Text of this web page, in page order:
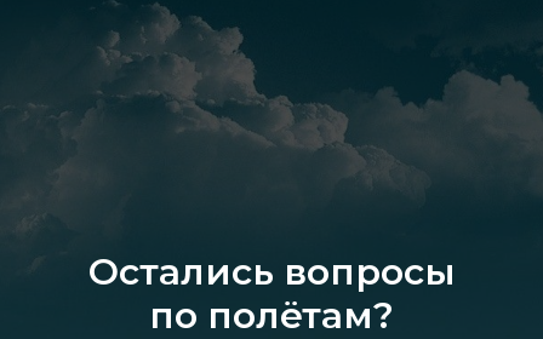
Остались вопросы
по полётам?